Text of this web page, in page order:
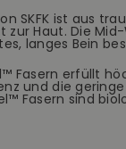
SKFK ist aus
Haut. Die
langes Bein
Fasern erfüllt
und die
Fasern sind